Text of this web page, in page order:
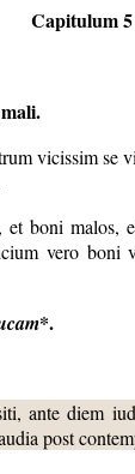
Capitulum 5
vicissim se
et boni malos,
vero boni
*.
ante diem
post